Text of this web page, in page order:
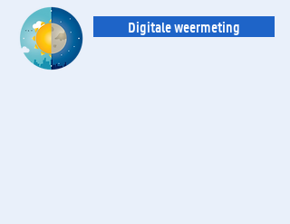
Digitale weermeting